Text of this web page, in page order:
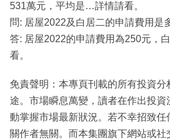
531萬元，平均是…詳情請看。
問: 居屋2022及白居二的申請費用是
答: 居屋2022的申請費用為250元，
看。
免責聲明：本專頁刊載的所有投資分
途。市場瞬息萬變，讀者在作出投資
動掌握市場最新狀況。若不幸招致任
關作者無關。而本集團旗下網站或